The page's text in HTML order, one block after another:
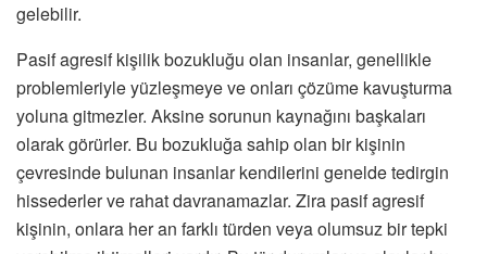
gelebilir.
Pasif agresif kişilik bozukluğu olan insanlar, genellikle
problemleriyle yüzleşmeye ve onları çözüme kavuşturma
yoluna gitmezler. Aksine sorunun kaynağını başkaları
olarak görürler. Bu bozukluğa sahip olan bir kişinin
çevresinde bulunan insanlar kendilerini genelde tedirgin
hissederler ve rahat davranamazlar. Zira pasif agresif
kişinin, onlara her an farklı türden veya olumsuz bir tepki